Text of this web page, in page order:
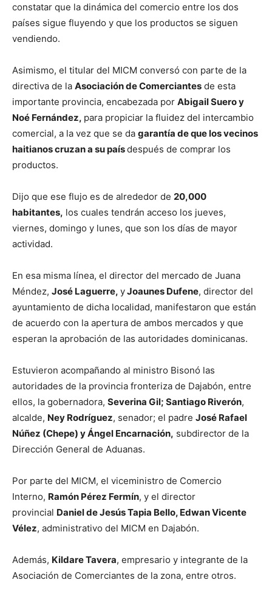
constatar que la dinámica del comercio entre los dos
países sigue fluyendo y que los productos se siguen
vendiendo.
Asimismo, el titular del MICM conversó con parte de la
directiva de la Asociación de Comerciantes de esta
importante provincia, encabezada por Abigail Suero y
Noé Fernández, para propiciar la fluidez del intercambio
comercial, a la vez que se da garantía de que los vecinos
haitianos cruzan a su paísdespués de comprar los
productos.
Dijo que ese flujo es de alrededor de 20,000
habitantes, los cuales tendrán acceso los jueves,
viernes, domingo y lunes, que son los días de mayor
actividad.
En esa misma línea, el director del mercado de Juana
Méndez, José Laguerre, yJoaunes Dufene, director del
ayuntamiento de dicha localidad, manifestaron que están
de acuerdo con la apertura de ambos mercados y que
esperan la aprobación de las autoridades dominicanas.
Estuvieron acompañando al ministro Bisonó las
autoridades de la provincia fronteriza de Dajabón, entre
ellos, la gobernadora, Severina Gil; Santiago Riverón,
alcalde, Ney Rodríguez, senador; el padre José Rafael
Núñez (Chepe) y Ángel Encarnación, subdirector de la
Dirección General de Aduanas.
Por parte del MICM, el viceministro de Comercio
Interno, Ramón Pérez Fermín, y el director
provincial Daniel de Jesús Tapia Bello, Edwan Vicente
Vélez, administrativo del MICM en Dajabón.
Además, Kildare Tavera, empresario y integrante de la
Asociación de Comerciantes de la zona, entre otros.